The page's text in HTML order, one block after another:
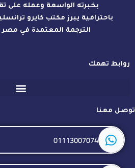
بخبرته الواسعة وعمله على
باحترافية يبرز مكتب كايرو
الترجمة المعتمدة في
روابط تهمك
توصل معنا
01113007074